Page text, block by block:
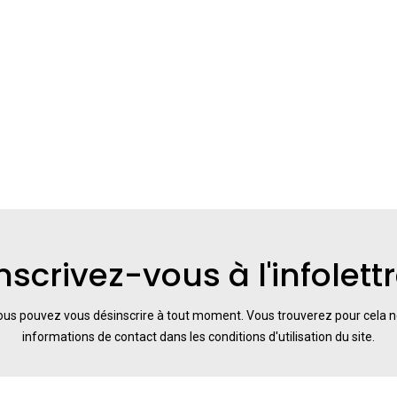
vous à
pouvez vous désinscrire à tout moment. Vous trouverez pour cela
informations de contact dans les conditions d'utilisation du site.